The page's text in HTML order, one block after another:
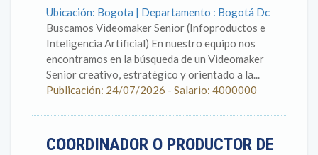
Ubicación: Bogota | Departamento : Bogotá Dc
Buscamos Videomaker Senior (Infoproductos e
Inteligencia Artificial) En nuestro equipo nos
encontramos en la búsqueda de un Videomaker
Senior creativo, estratégico y orientado a la...
Publicación: 24/07/2026 - Salario: 4000000
COORDINADOR O PRODUCTOR DE